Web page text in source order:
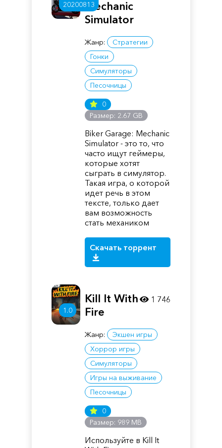
20200813Mechanic
Simulator
Жанр:
Стратегии
Гонки
Симуляторы
Песочницы
0
Размер: 2.67 GB
Biker Garage: Mechanic
Simulator - это то, что
часто ищут геймеры,
которые хотят
сыграть в симулятор.
Такая игра, о которой
идет речь в этом
тексте, только дает
вам возможность
стать механиком
Скачать торрент
1.0
Kill It With
Fire
Жанр:
Экшен игры
Хоррор игры
Симуляторы
Игры на выживание
Песочницы
0
Размер: 989 MB
Используйте в Kill It
1 746